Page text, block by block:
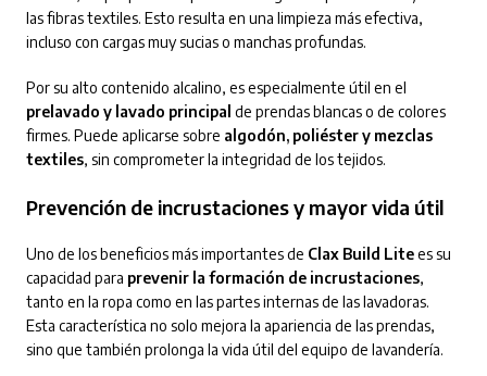
las fibras textiles. Esto resulta en una limpieza más efectiva,
incluso con cargas muy sucias o manchas profundas.
Por su alto contenido alcalino, es especialmente útil en el
prelavado y lavado principal de prendas blancas o de colores
firmes. Puede aplicarse sobre algodón, poliéster y mezclas
textiles, sin comprometer la integridad de los tejidos.
Prevención de incrustaciones y mayor vida útil
Uno de los beneficios más importantes de Clax Build Litees su
capacidad para prevenir la formación de incrustaciones,
tanto en la ropa como en las partes internas de las lavadoras.
Esta característica no solo mejora la apariencia de las prendas,
sino que también prolonga la vida útil del equipo de lavandería.